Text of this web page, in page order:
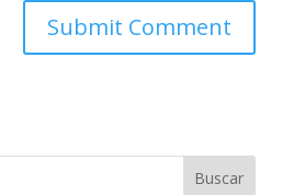
Buscar